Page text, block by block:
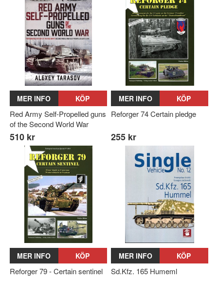
MER INFO KÖP
Red Army Self-Propelled guns
of the Second World War
510 kr
MER INFO KÖP
Reforger 74 Certain pledge
255 kr
MER INFO KÖP
Reforger 79 - Certain sentinel
MER INFO KÖP
Sd.Kfz. 165 Humeml